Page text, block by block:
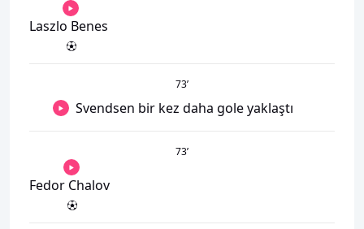
Laszlo Benes
73’
Svendsen bir kez daha gole yaklaştı
73’
Fedor Chalov